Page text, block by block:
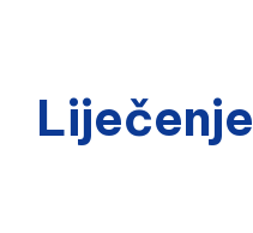
Liječenje